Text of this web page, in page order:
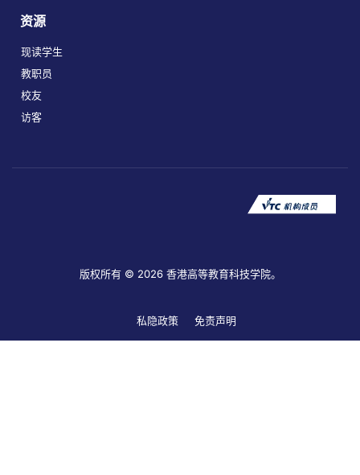
资源
现读学生
教职员
校友
访客
版权所有 © 2026 香港高等教育科技学院。
私隐政策 免责声明